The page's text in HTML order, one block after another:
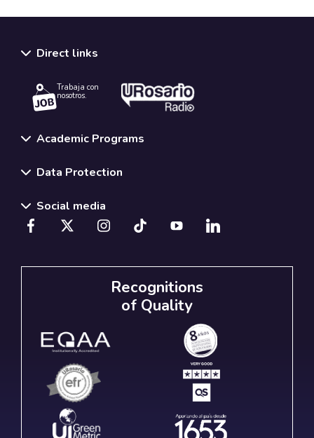
Direct links
Trabaja con
nosotros.
Academic Programs
Data Protection
Social media
Recognitions
of Quality